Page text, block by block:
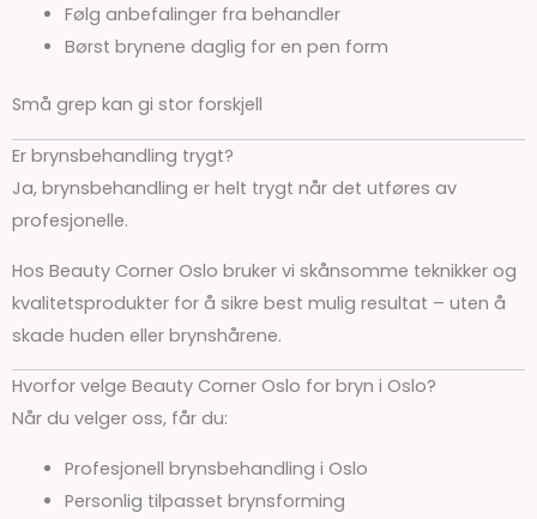
Følg anbefalinger fra behandler
Børst brynene daglig for en pen form
Små grep kan gi stor forskjell
Er brynsbehandling trygt?
Ja, brynsbehandling er helt trygt når det utføres av
profesjonelle.
Hos Beauty Corner Oslo bruker vi skånsomme teknikker og
kvalitetsprodukter for å sikre best mulig resultat – uten å
skade huden eller brynshårene.
Hvorfor velge Beauty Corner Oslo for bryn i Oslo?
Når du velger oss, får du:
Profesjonell brynsbehandling i Oslo
Personlig tilpasset brynsforming